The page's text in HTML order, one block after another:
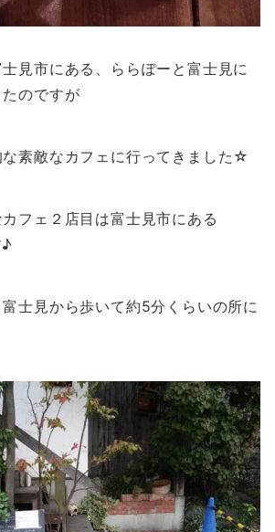
見市にある、ららぽーと富士見に
のですが
素敵なカフェに行ってきました☆
フェ２店目は富士見市にある
士見から歩いて約5分くらいの所に